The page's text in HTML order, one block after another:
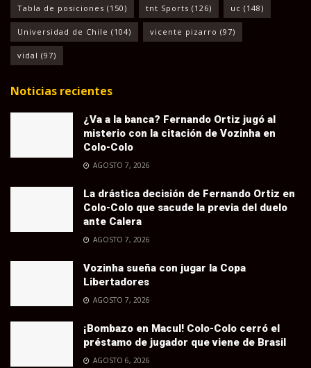
Tabla de posiciones (150) tnt Sports (126) uc (148)
Universidad de Chile (104) vicente pizarro (97)
vidal (97)
Noticias recientes
¿Va a la banca? Fernando Ortiz jugó al
misterio con la citación de Vozinha en
Colo-Colo
AGOSTO 7, 2026
La drástica decisión de Fernando Ortiz en
Colo-Colo que sacude la previa del duelo
ante Calera
AGOSTO 7, 2026
Vozinha sueña con jugar la Copa
Libertadores
AGOSTO 7, 2026
¡Bombazo en Macul! Colo-Colo cerró el
préstamo de jugador que viene de Brasil
AGOSTO 6, 2026